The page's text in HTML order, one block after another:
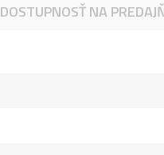
DOSTUPNOSŤ NA